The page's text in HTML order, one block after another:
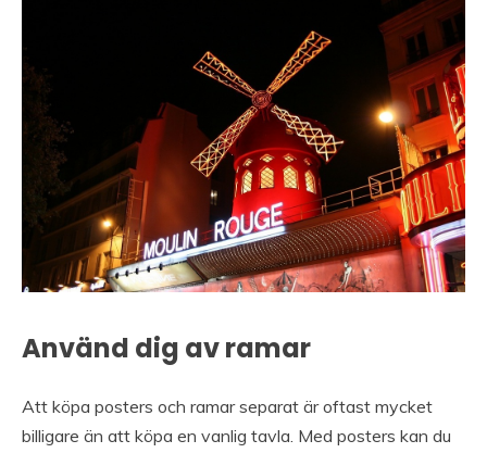
Använd dig av ramar
Att köpa posters och ramar separat är oftast mycket
billigare än att köpa en vanlig tavla. Med posters kan du